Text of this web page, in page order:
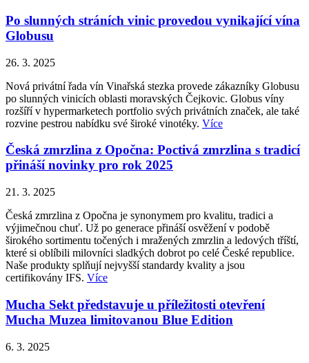
Po slunných stráních vinic provedou vynikající vína
Globusu
26. 3. 2025
Nová privátní řada vín Vinařská stezka provede zákazníky Globusu
po slunných vinicích oblasti moravských Čejkovic. Globus víny
rozšíří v hypermarketech portfolio svých privátních značek, ale také
rozvine pestrou nabídku své široké vinotéky. Více
Česká zmrzlina z Opočna: Poctivá zmrzlina s tradicí
přináší novinky pro rok 2025
21. 3. 2025
Česká zmrzlina z Opočna je synonymem pro kvalitu, tradici a
výjimečnou chuť. Už po generace přináší osvěžení v podobě
širokého sortimentu točených i mražených zmrzlin a ledových tříští,
které si oblíbili milovníci sladkých dobrot po celé České republice.
Naše produkty splňují nejvyšší standardy kvality a jsou
certifikovány IFS. Více
Mucha Sekt představuje u příležitosti otevření
Mucha Muzea limitovanou Blue Edition
6. 3. 2025